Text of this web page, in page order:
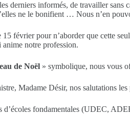
derniers informés, de travailler sans
ne le bonifient … Nous n’en
février pour n’aborder que cette
notre profession.
de Noël » symbolique, nous vous
Madame Désir, nos salutations les
d’écoles fondamentales (UDEC,